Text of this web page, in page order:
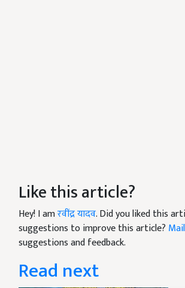
Like this article?
Hey! I amरवींद्र यादव. Did you liked this
suggestions to improve this article? Mail
suggestions and feedback.
Read next